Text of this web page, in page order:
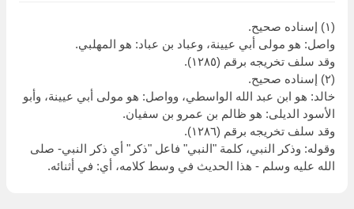
(١) إسناده صحيح.
واصل: هو مولى أبي عيينة، وعباد بن عباد: هو المهلبي.
وقد سلف تخريجه برقم (١٢٨٥).
(٢) إسناده صحيح.
خالد: هو ابن عبد الله الواسطي، وواصل: هو مولى أبي عيينة، وأبو
الأسود الديلى: هو ظالم بن عمرو بن سفيان.
وقد سلف تخريجه برقم (١٢٨٦).
وقوله: وذكر النبي، كلمة "النبي" فاعل "ذكر" أي ذكر النبي- صلى
الله عليه وسلم - هذا الحديث في وسط كلامه، أي: في أثنائه.